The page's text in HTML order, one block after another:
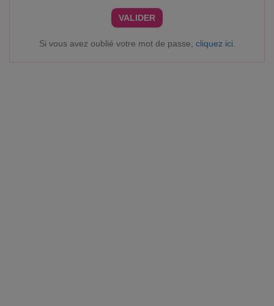
VALIDER
Si vous avez oublié votre mot de passe, cliquez ici.